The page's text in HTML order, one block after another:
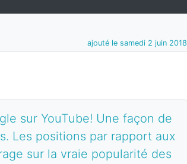
ajouté le samedi 2 juin 2018
sur YouTube! Une façon de
Les positions par rapport aux
sur la vraie popularité des